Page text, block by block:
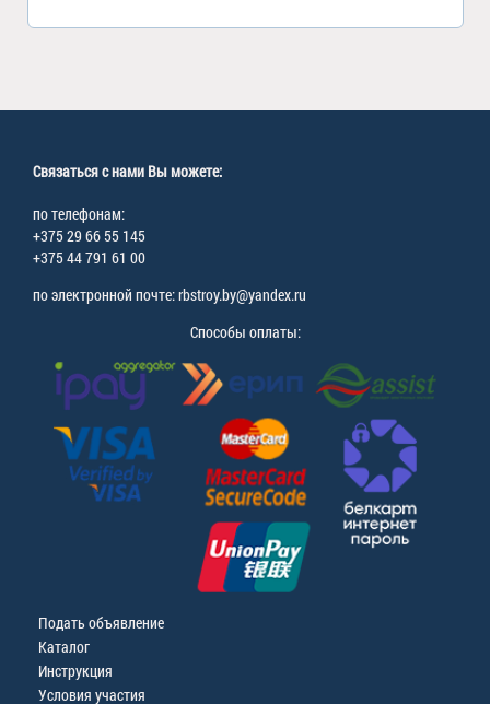
Связаться с нами Вы можете:
по телефонам:
+375 29 66 55 145
+375 44 791 61 00
по электронной почте: rbstroy.by@yandex.ru
Способы оплаты:
Подать объявление
Каталог
Инструкция
Условия участия